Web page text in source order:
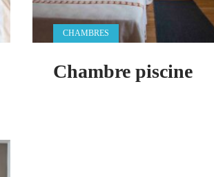
Chambre piscine
CHAMBRES